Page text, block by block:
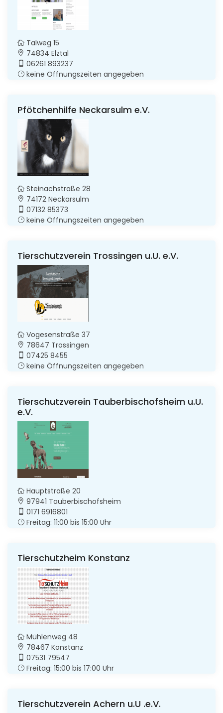
Talweg 15
74834 Elztal
06261 893237
keine Öffnungszeiten angegeben
Pfötchenhilfe Neckarsulm e.V.
Steinachstraße 28
74172 Neckarsulm
07132 85373
keine Öffnungszeiten angegeben
Tierschutzverein Trossingen u.U. e.V.
Vogesenstraße 37
78647 Trossingen
07425 8455
keine Öffnungszeiten angegeben
Tierschutzverein Tauberbischofsheim u.U.
e.V.
Hauptstraße 20
97941 Tauberbischofsheim
0171 6916801
Freitag: 11:00 bis 15:00 Uhr
Tierschutzheim Konstanz
Mühlenweg 48
78467 Konstanz
07531 79547
Freitag: 15:00 bis 17:00 Uhr
Tierschutzverein Achern u.U .e.V.